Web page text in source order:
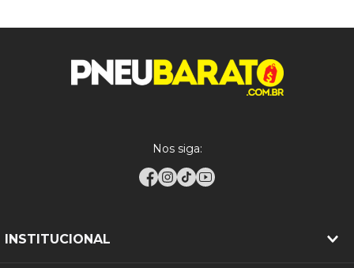
Verifique as especificações do seu veículo antes da
compra para garantir uma escolha adequada.
Nos siga:
INSTITUCIONAL